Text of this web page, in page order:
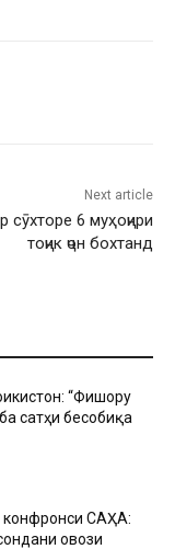
Next article
сӯхторе 6 муҳоҷири
тоҷик ҷон бохтанд
“Фишору
сатҳи бесобиқа
конфронси САҲА:
овози